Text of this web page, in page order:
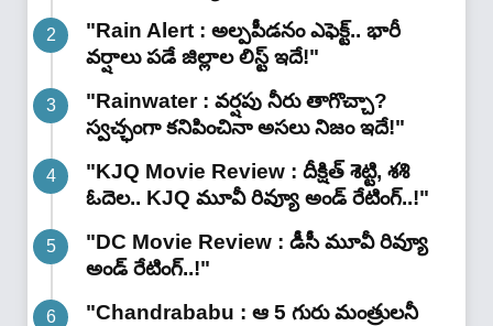
"Rain Alert : అల్పపీడనం ఎఫెక్ట్.. భారీ
వర్షాలు పడే జిల్లాల లిస్ట్ ఇదే!"
"Rainwater : వర్షపు నీరు తాగొచ్చా?
స్వచ్ఛంగా కనిపించినా అసలు నిజం ఇదే!"
"KJQ Movie Review : దీక్షిత్ శెట్టి, శశి
ఓదెల.. KJQ మూవీ రివ్యూ అండ్ రేటింగ్‌..!"
"DC Movie Review : డీసీ మూవీ రివ్యూ
అండ్ రేటింగ్‌..!"
"Chandrababu : ఆ 5 గురు మంత్రులనీ